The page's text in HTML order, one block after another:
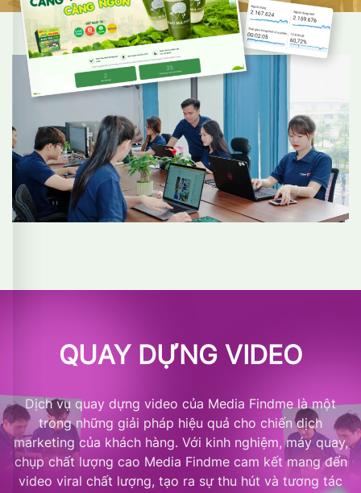
QUAY DỰNG VIDEO
Dịch vụ quay dựng video của Media Findme là một
trong những giải pháp hiệu quả cho chiến dịch
marketing của khách hàng. Với kinh nghiệm, máy quay,
chụp chất lượng cao Media Findme cam kết mang đến
video viral chất lượng, tạo ra sự thu hút và tương tác